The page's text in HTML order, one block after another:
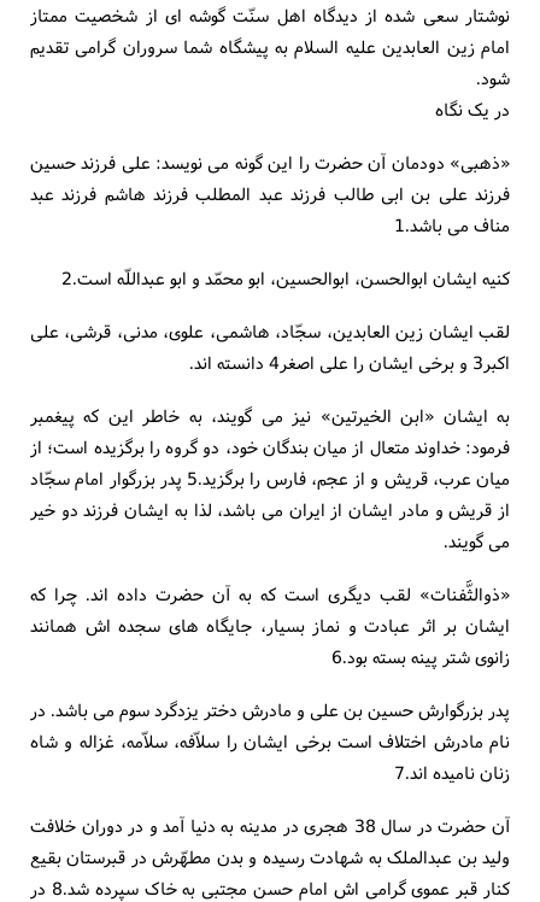
نوشتار سعی شده از دیدگاه اهل سنّت گوشه ای از شخصیت ممتاز
امام زین العابدین علیه السلام به پیشگاه شما سروران گرامی تقدیم
شود.
در یک نگاه
«ذهبی» دودمان آن حضرت را این گونه می نویسد: علی فرزند حسین
فرزند علی بن ابی طالب فرزند عبد المطلب فرزند هاشم فرزند عبد
مناف می باشد.1
کنیه ایشان ابوالحسن، ابوالحسین، ابو محمّد و ابو عبداللّه است.2
لقب ایشان زین العابدین، سجّاد، هاشمی، علوی، مدنی، قرشی، علی
اکبر3 و برخی ایشان را علی اصغر4 دانسته اند.
به ایشان «ابن الخیرتین» نیز می گویند، به خاطر این که پیغمبر
فرمود: خداوند متعال از میان بندگان خود، دو گروه را برگزیده است؛ از
میان عرب، قریش و از عجم، فارس را برگزید.5 پدر بزرگوار امام سجّاد
از قریش و مادر ایشان از ایران می باشد، لذا به ایشان فرزند دو خیر
می گویند.
«ذوالثَّفنات» لقب دیگری است که به آن حضرت داده اند. چرا که
ایشان بر اثر عبادت و نماز بسیار، جایگاه های سجده اش همانند
زانوی شتر پینه بسته بود.6
پدر بزرگوارش حسین بن علی و مادرش دختر یزدگرد سوم می باشد. در
نام مادرش اختلاف است برخی ایشان را سلاّفه، سلاّمه، غزاله و شاه
زنان نامیده اند.7
آن حضرت در سال 38 هجری در مدینه به دنیا آمد و در دوران خلافت
ولید بن عبدالملک به شهادت رسیده و بدن مطهّرش در قبرستان بقیع
کنار قبر عموی گرامی اش امام حسن مجتبی به خاک سپرده شد.8 در